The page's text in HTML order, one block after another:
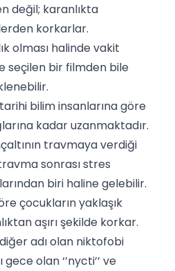
değil; karanlıkta
korkarlar.
olması halinde vakit
seçilen bir filmden bile
bilim insanlarına göre
kadar uzanmaktadır.
travmaya verdiği
sonrası stres
biri haline gelebilir.
çocukların yaklaşık
aşırı şekilde korkar.
adı olan niktofobi
gece olan ‘’nycti’’ ve